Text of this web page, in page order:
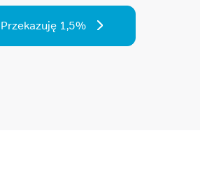
Przekazuję 1,5%